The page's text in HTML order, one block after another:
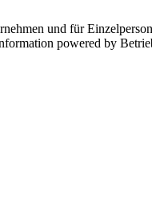
und für
powered by